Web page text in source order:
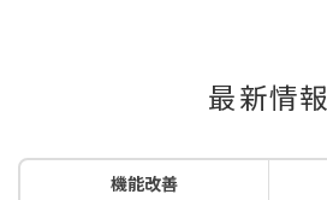
最新情報
機能改善